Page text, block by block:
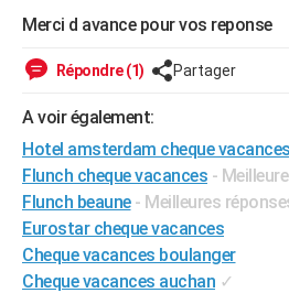
Art de vivre
Bien-être
Loisirs
Mode
Modes de vie
Alimentation
Guide de la santé
Maladies
Médicaments
Sommeil
Destinations
City break
Voyage nature
Voyage de noces
Forum
Climat
+PHOTO
GUIDES D'ACHAT
BONS PLANS
Merci d avance pour vos reponse
Répondre (1) Partager
A voir également:
Hotel amsterdam cheque vacances
Flunch cheque vacances -
Flunch beaune - Meilleures
Eurostar cheque vacances
Cheque vacances boulanger
Cheque vacances auchan ✓